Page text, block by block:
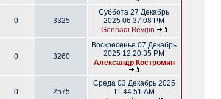
0 3325
Суббота 27 Декабрь
2025 06:37:08 PM
Gennadi Beygin
0 3260
Воскресенье 07 Декабрь
2025 12:20:35 PM
Александр Костромин
0 2575
Среда 03 Декабрь 2025
11:44:51 AM